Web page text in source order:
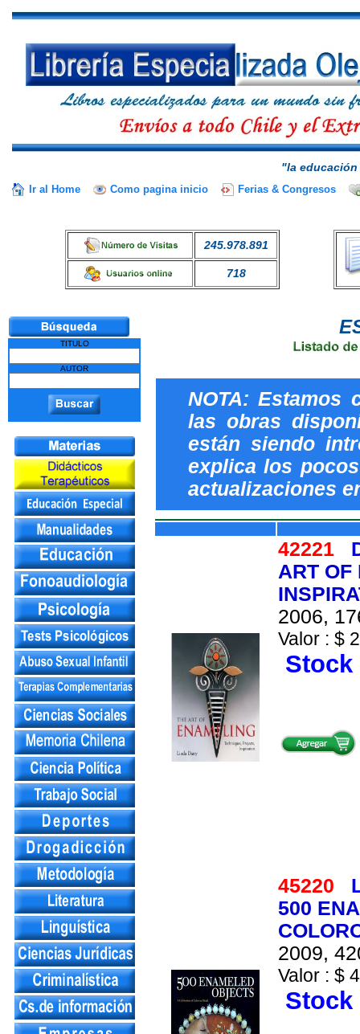
"la
Ir al Home Como pagina inicio Ferias & Congresos
245.978.891
718
TITULO
AUTOR
NOTA: Estamos
las obras
están siendo
explica los
actualizaciones
42221
ART OF
2006,
Valor : $
Stock
45220
500
2009,
Valor : $
Stock